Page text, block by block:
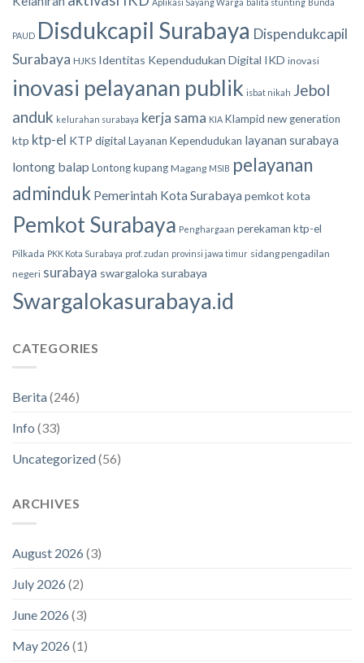
PAUD Disdukcapil Surabaya Dispendukcapil
Surabaya HJKS Identitas Kependudukan Digital IKD inovasi
inovasi pelayanan publik isbat nikah Jebol
anduk kelurahan surabaya kerja sama KIA Klampid new generation
ktp ktp-el KTP digital Layanan Kependudukan layanan surabaya
lontong balap Lontong kupang Magang MSIB pelayanan
adminduk Pemerintah Kota Surabaya pemkot kota
Pemkot Surabaya Penghargaan perekaman ktp-el
Pilkada PKK Kota Surabaya prof. zudan provinsi jawa timur sidang pengadilan
negeri surabaya swargaloka surabaya
Swargalokasurabaya.id
CATEGORIES
Berita(246)
Info (33)
Uncategorized(56)
ARCHIVES
August 2026 (3)
July 2026 (2)
June 2026 (3)
May 2026 (1)